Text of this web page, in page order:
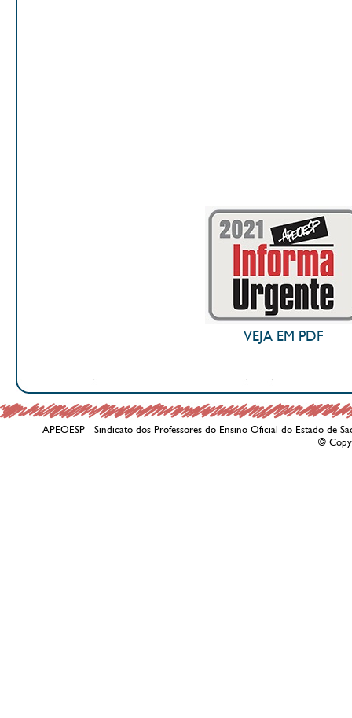
VEJA EM PDF
APEOESP - Sindicato dos Professores do Ensino Oficial do Estado de
©